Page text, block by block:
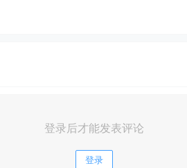
登录后才能发表评论
登录